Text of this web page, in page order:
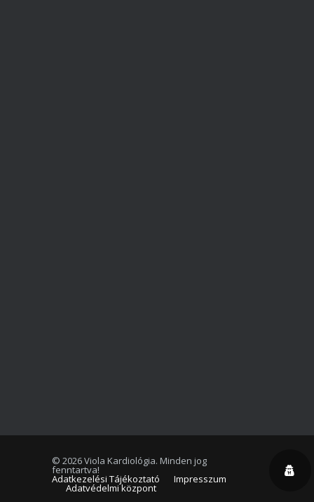
© 2026 Viola Kardiológia. Minden jog
fenntartva!
Adatkezelési Tájékoztató Impresszum
Adatvédelmi központ